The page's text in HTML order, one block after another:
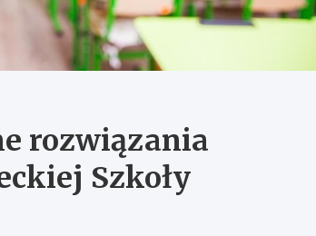
rozwiązania
Szkoły